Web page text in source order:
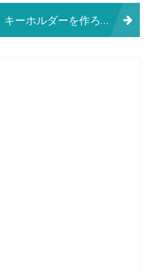
キーホルダーを作ろう～